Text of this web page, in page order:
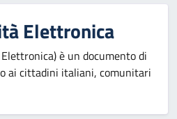
Elettronica
Elettronica) è un documento di
ai cittadini italiani, comunitari